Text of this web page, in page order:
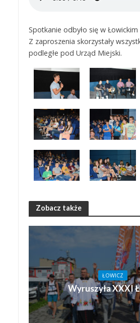
Spotkanie odbyło się w
Z zaproszenia skorzystały
podległe pod Urząd Miejski.
Zobacz także
ŁOWICZ
Wyruszyła XXXI